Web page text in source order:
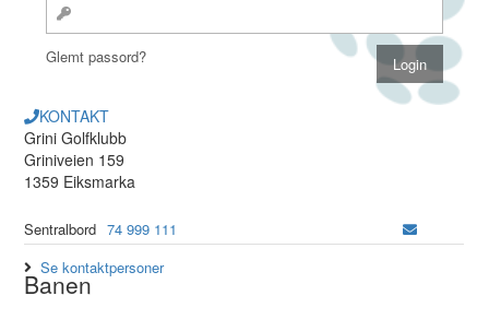
Glemt passord?
KONTAKT
Grini Golfklubb
Griniveien 159
1359 Eiksmarka
Sentralbord 74 999 111
Se kontaktpersoner
Banen